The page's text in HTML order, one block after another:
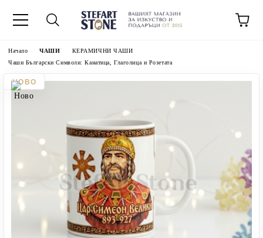
Начало ЧАШИ
КЕРАМИЧНИ ЧАШИ
Чаши Български Символи: Канатица, Глаголица и Розетата